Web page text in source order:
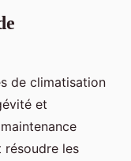
de climatisation
et
les